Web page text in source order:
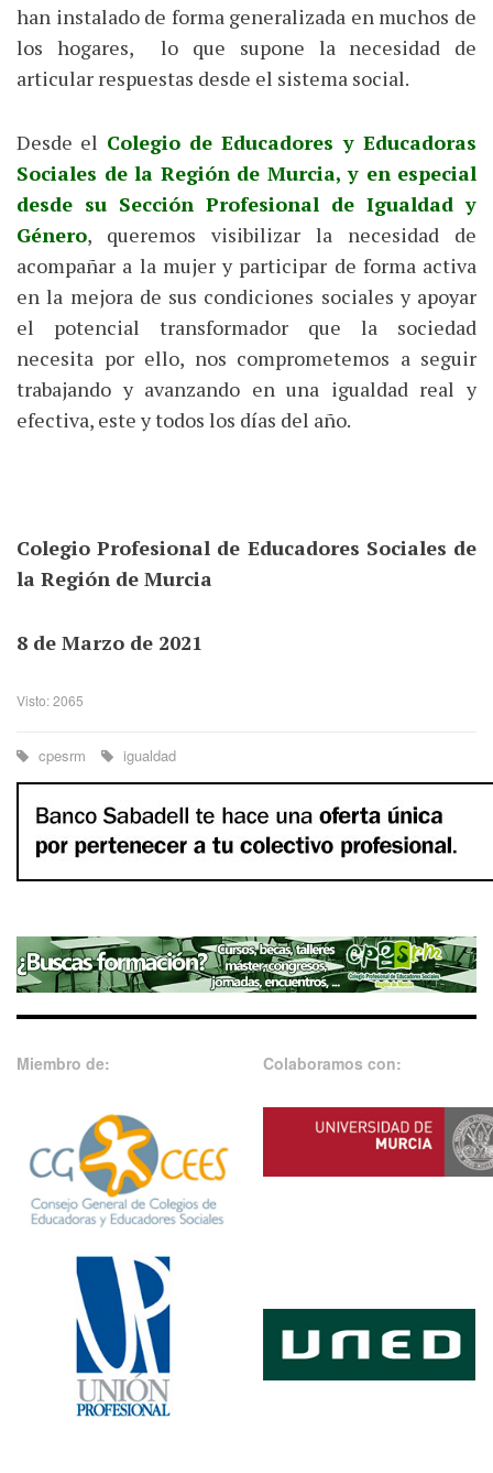
han instalado de forma generalizada en muchos de
los hogares, lo que supone la necesidad de
articular respuestas desde el sistema social.
Desde el Colegio de Educadores y Educadoras
Sociales de la Región de Murcia, y en especial
desde su Sección Profesional de Igualdad y
Género, queremos visibilizar la necesidad de
acompañar a la mujer y participar de forma activa
en la mejora de sus condiciones sociales y apoyar
el potencial transformador que la sociedad
necesita por ello, nos comprometemos a seguir
trabajando y avanzando en una igualdad real y
efectiva, este y todos los días del año.
Colegio Profesional de Educadores Sociales de
la Región de Murcia
8 de Marzo de 2021
Visto: 2065
cpesrm igualdad
Miembro de: Colaboramos con: